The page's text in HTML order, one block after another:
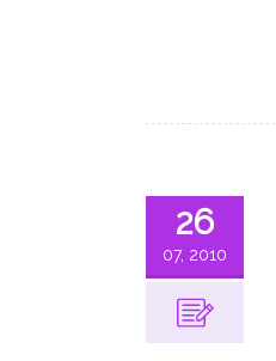
26
07, 2010